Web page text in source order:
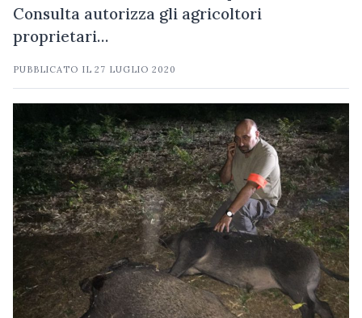
Consulta autorizza gli agricoltori
proprietari…
PUBBLICATO IL27 LUGLIO 2020